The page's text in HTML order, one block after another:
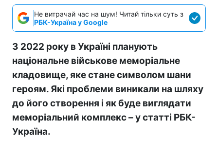
Не витрачай час на шум! Читай тільки суть з
РБК-Україна у Google
З 2022 року в Україні планують
національне військове меморіальне
кладовище, яке стане символом шани
героям. Які проблеми виникали на шляху
до його створення і як буде виглядати
меморіальний комплекс– у статті РБК-
Україна.